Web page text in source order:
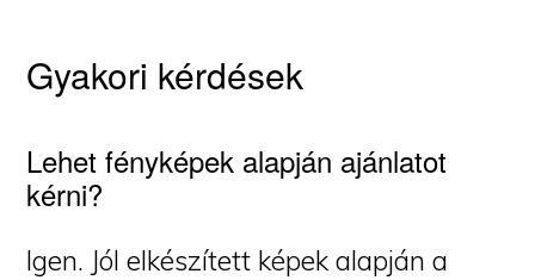
Gyakori kérdések
Lehet fényképek alapján ajánlatot
kérni?
Igen. Jól elkészített képek alapján a